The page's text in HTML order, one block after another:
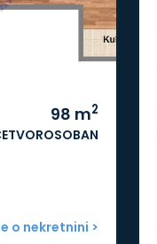
98 m2
o nekretnini >